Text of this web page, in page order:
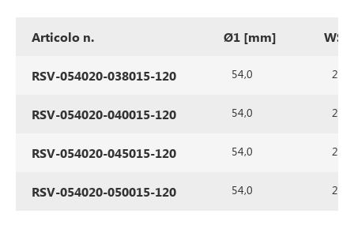
Articolo n. Ø1 [mm]
RSV-054020-038015-120 54,0 2,0
RSV-054020-040015-120 54,0 2,0
RSV-054020-045015-120 54,0 2,0
RSV-054020-050015-120 54,0 2,0